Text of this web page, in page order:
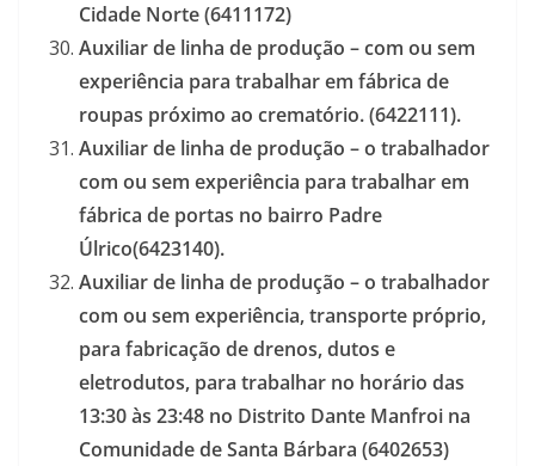
Cidade Norte (6411172)
Auxiliar de linha de produção – com ou sem
experiência para trabalhar em fábrica de
roupas próximo ao crematório. (6422111).
Auxiliar de linha de produção – o trabalhador
com ou sem experiência para trabalhar em
fábrica de portas no bairro Padre
Úlrico(6423140).
Auxiliar de linha de produção – o trabalhador
com ou sem experiência, transporte próprio,
para fabricação de drenos, dutos e
eletrodutos, para trabalhar no horário das
13:30 às 23:48 no Distrito Dante Manfroi na
Comunidade de Santa Bárbara (6402653)